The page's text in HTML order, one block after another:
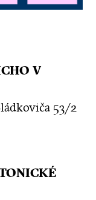
V
53/2